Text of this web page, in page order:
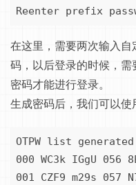
Reenter prefix
在这里，需要两次输入
码，以后登录的时候，
密码才能进行登录。
生成密码后，我们可以使
OTPW list
000 WC3k IGgU 056
001 CZF9 m29s 057